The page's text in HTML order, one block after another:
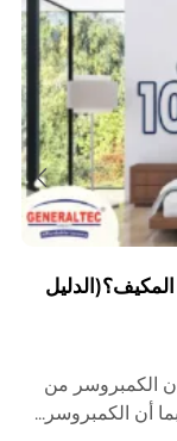
الكمبروسر من
أن الكمبروسر...